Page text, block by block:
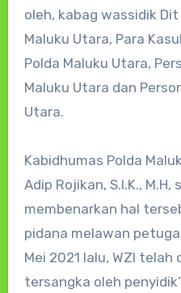
oleh, kabag wassidik
Maluku Utara, Para
Polda Maluku Utara,
Maluku Utara dan
Utara.
Kabidhumas Polda
Adip Rojikan, S.I.K.,
membenarkan hal
pidana melawan
Mei 2021 lalu, WZI
tersangka oleh